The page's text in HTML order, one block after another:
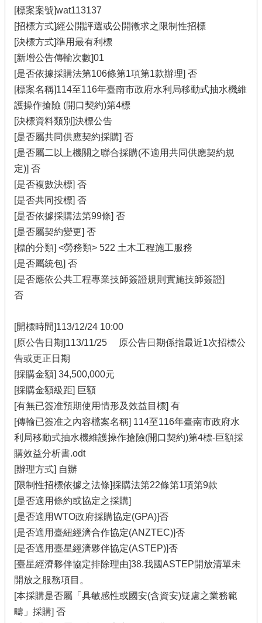
[標案案號]wat113137
[招標方式]經公開評選或公開徵求之限制性招標
[決標方式]準用最有利標
[新增公告傳輸次數]01
[是否依據採購法第106條第1項第1款辦理] 否
[標案名稱]114至116年臺南市政府水利局移動式抽水機維
護操作搶險 (開口契約)第4標
[決標資料類別]決標公告
[是否屬共同供應契約採購] 否
[是否屬二以上機關之聯合採購(不適用共同供應契約規
定)] 否
[是否複數決標] 否
[是否共同投標] 否
[是否依據採購法第99條] 否
[是否屬契約變更] 否
[標的分類] <勞務類> 522 土木工程施工服務
[是否屬統包] 否
[是否應依公共工程專業技師簽證規則實施技師簽證]
否
[開標時間]113/12/24 10:00
[原公告日期]113/11/25 原公告日期係指最近1次招標公
告或更正日期
[採購金額] 34,500,000元
[採購金額級距] 巨額
[有無已簽准預期使用情形及效益目標] 有
[傳輸已簽准之內容檔案名稱] 114至116年臺南市政府水
利局移動式抽水機維護操作搶險(開口契約)第4標-巨額採
購效益分析書.odt
[辦理方式] 自辦
[限制性招標依據之法條]採購法第22條第1項第9款
[是否適用條約或協定之採購]
[是否適用WTO政府採購協定(GPA)]否
[是否適用臺紐經濟合作協定(ANZTEC)]否
[是否適用臺星經濟夥伴協定(ASTEP)]否
[臺星經濟夥伴協定排除理由]38.我國ASTEP開放清單未
開放之服務項目。
[本採購是否屬「具敏感性或國安(含資安)疑慮之業務範
疇」採購] 否